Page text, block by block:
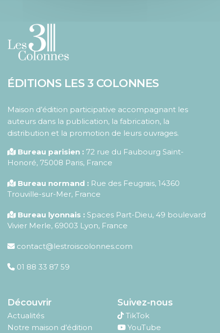
ÉDITIONS LES 3 COLONNES
Maison d’édition participative accompagnant les
auteurs dans la publication, la fabrication, la
distribution et la promotion de leurs ouvrages.
Bureau parisien : 72 rue du Faubourg Saint-
Honoré, 75008 Paris, France
Bureau normand : Rue des Feugrais, 14360
Trouville-sur-Mer, France
Bureau lyonnais : Spaces Part-Dieu, 49 boulevard
Vivier Merle, 69003 Lyon, France
contact@lestroiscolonnes.com
01 88 33 87 59
Découvrir
Actualités
Notre maison d’édition
Suivez-nous
TikTok
YouTube